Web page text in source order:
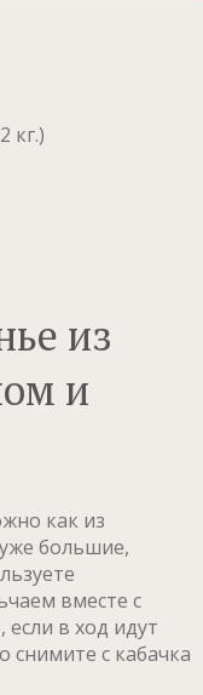
кг.)
из
и
как из
большие,
вместе с
если в ход идут
с кабачка